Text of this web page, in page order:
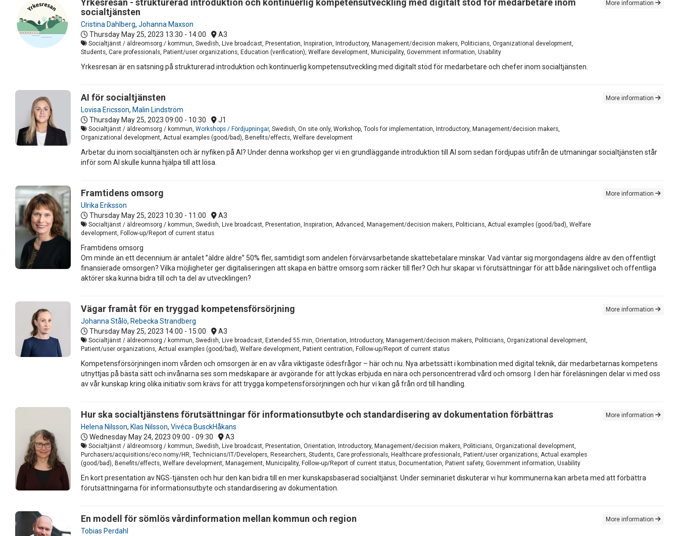
Yrkesresan - strukturerad introduktion och kontinuerlig kompetensutveckling med digitalt stöd för medarbetare inom
socialtjänsten
Cristina Dahlberg, Johanna Maxson
Thursday May 25, 2023 13:30 - 14:00 A3
Socialtjänst / äldreomsorg / kommun, Swedish, Live broadcast, Presentation, Inspiration, Introductory, Management/decision makers, Politicians, Organizational development,
Students, Care professionals, Patient/user organizations, Education (verification), Welfare development, Municipality, Government information, Usability
More information
Yrkesresan är en satsning på strukturerad introduktion och kontinuerlig kompetensutveckling med digitalt stöd för medarbetare och chefer inom socialtjänsten.
AI för socialtjänsten
Lovisa Ericsson, Malin Lindström
Thursday May 25, 2023 09:00 - 10:30 J1
Socialtjänst / äldreomsorg / kommun, Workshops / Fördjupningar, Swedish, On site only, Workshop, Tools for implementation, Introductory, Management/decision makers,
Organizational development, Actual examples (good/bad), Benefits/effects, Welfare development
More information
Arbetar du inom socialtjänsten och är nyfiken på AI? Under denna workshop ger vi en grundläggande introduktion till AI som sedan fördjupas utifrån de utmaningar socialtjänsten står
inför som AI skulle kunna hjälpa till att lösa.
Framtidens omsorg
Ulrika Eriksson
Thursday May 25, 2023 10:30 - 11:00 A3
Socialtjänst / äldreomsorg / kommun, Swedish, Live broadcast, Presentation, Inspiration, Advanced, Management/decision makers, Politicians, Actual examples (good/bad), Welfare
development, Follow-up/Report of current status
More information
Framtidens omsorg
Om minde än ett decennium är antalet ”äldre äldre” 50% fler, samtidigt som andelen förvärvsarbetande skattebetalare minskar. Vad väntar sig morgondagens äldre av den offentligt
finansierade omsorgen? Vilka möjligheter ger digitaliseringen att skapa en bättre omsorg som räcker till fler? Och hur skapar vi förutsättningar för att både näringslivet och offentliga
aktörer ska kunna bidra till och ta del av utvecklingen?
Vägar framåt för en tryggad kompetensförsörjning
Johanna Stålö, Rebecka Strandberg
Thursday May 25, 2023 14:00 - 15:00 A3
Socialtjänst / äldreomsorg / kommun, Swedish, Live broadcast, Extended 55 min, Orientation, Introductory, Management/decision makers, Politicians, Organizational development,
Patient/user organizations, Actual examples (good/bad), Welfare development, Patient centration, Follow-up/Report of current status
More information
Kompetensförsörjningen inom vården och omsorgen är en av våra viktigaste ödesfrågor – här och nu. Nya arbetssätt i kombination med digital teknik, där medarbetarnas kompetens
utnyttjas på bästa sätt och invånarna ses som medskapare är avgörande för att lyckas erbjuda en nära och personcentrerad vård och omsorg. I den här föreläsningen delar vi med oss
av vår kunskap kring olika initiativ som krävs för att trygga kompetensförsörjningen och hur vi kan gå från ord till handling.
Hur ska socialtjänstens förutsättningar för informationsutbyte och standardisering av dokumentation förbättras
Helena Nilsson, Klas Nilsson, Vivéca BusckHåkans
Wednesday May 24, 2023 09:00 - 09:30 A3
Socialtjänst / äldreomsorg / kommun, Swedish, Live broadcast, Presentation, Orientation, Introductory, Management/decision makers, Politicians, Organizational development,
Purchasers/acquisitions/eco nomy/HR, Technicians/IT/Developers, Researchers, Students, Care professionals, Healthcare professionals, Patient/user organizations, Actual examples
(good/bad), Benefits/effects, Welfare development, Management, Municipality, Follow-up/Report of current status, Documentation, Patient safety, Government information, Usability
More information
En kort presentation av NGS-tjänsten och hur den kan bidra till en mer kunskapsbaserad socialtjänst. Under seminariet diskuterar vi hur kommunerna kan arbeta med att förbättra
förutsättningarna för informationsutbyte och standardisering av dokumentation.
En modell för sömlös vårdinformation mellan kommun och region
Tobias Perdahl
More information